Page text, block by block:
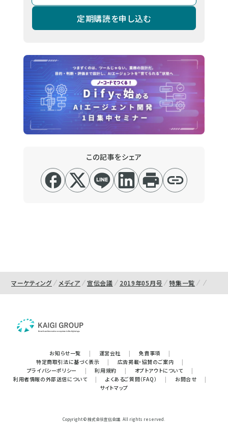
定期購読を申し込む
この記事をシェア
マーケティング メディア 宣伝会議 2019年05月号 特集一覧
お知らせ一覧 | 運営会社 | 免責事項
|
特定商取引法に基づく表示
| 広告掲載・協賛のご案内
|
プライバシーポリシー
| 利用規約 | オプトアウトについて
|
利用者情報の外部送信について
| よくあるご質問（FAQ） | お問合せ
|
サイトマップ
Copyright © 株式会社宣伝会議. All rights reserved.